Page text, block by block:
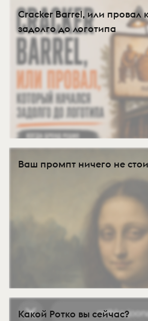
Cracker Barrel, или провал
задолго до логотипа
Ваш промпт ничего не
Какой Ротко вы сейчас?